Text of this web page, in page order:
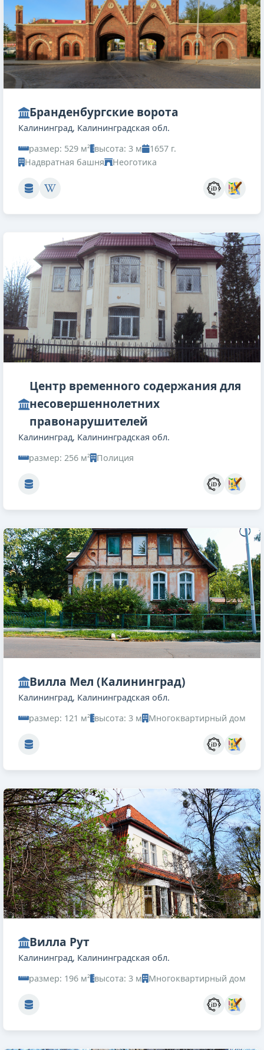
Бранденбургские ворота
Калининград, Калининградская обл.
размер: 529 м² высота: 3 м
1657 г.
Надвратная башня
Неоготика
Центр временного содержания для
несовершеннолетних
правонарушителей
Калининград, Калининградская обл.
размер: 256 м²
Полиция
Вилла Мел (Калининград)
Калининград, Калининградская обл.
размер: 121 м² высота: 3 м Многоквартирный дом
Вилла Рут
Калининград, Калининградская обл.
размер: 196 м² высота: 3 м Многоквартирный дом